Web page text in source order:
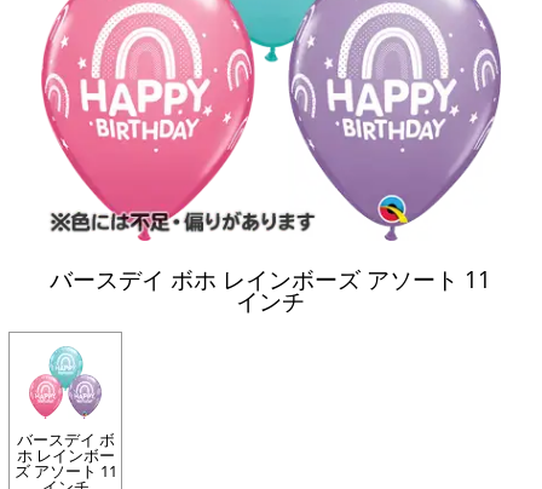
バースデイ ボホ レインボーズ アソート 11
インチ
バースデイ ボ
ホ レインボー
ズ アソート 11